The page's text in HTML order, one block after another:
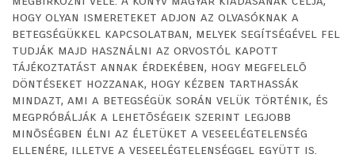
hogy olyan ismereteket adjon az olvasóknak a
betegségükkel kapcsolatban, melyek segítségével fel
tudják majd használni az orvostól kapott
tájékoztatást annak érdekében, hogy megfelelõ
döntéseket hozzanak, hogy kézben tarthassák
mindazt, ami a betegségük során velük történik, és
megpróbálják a lehetõségeik szerint legjobb
minõségben élni az életüket a veseelégtelenség
ellenére, illetve a veseelégtelenséggel együtt is.